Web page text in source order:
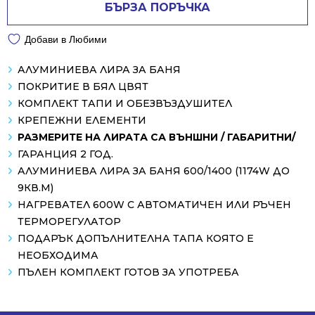
БЪРЗА ПОРЪЧКА
Добави в Любими
АЛУМИНИЕВА ЛИРА ЗА БАНЯ
ПОКРИТИЕ В БЯЛ ЦВЯТ
КОМПЛЕКТ ТАПИ И ОБЕЗВЪЗДУШИТЕЛ
КРЕПЕЖНИ ЕЛЕМЕНТИ
РАЗМЕРИТЕ НА ЛИРАТА СА ВЪНШНИ / ГАБАРИТНИ/
ГАРАНЦИЯ 2 ГОД.
АЛУМИНИЕВА ЛИРА ЗА БАНЯ 600/1400 (1174W ДО
9КВ.М)
НАГРЕВАТЕЛ 600W С АВТОМАТИЧЕН ИЛИ РЪЧЕН
ТЕРМОРЕГУЛАТОР
ПОДАРЪК ДОПЪЛНИТЕЛНА ТАПА КОЯТО Е
НЕОБХОДИМА
ПЪЛЕН КОМПЛЕКТ ГОТОВ ЗА УПОТРЕБА